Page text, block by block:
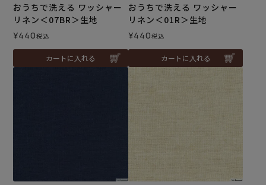
おうちで洗える ワッシャー
リネン＜07BR＞生地
¥440税込
カートに入れる
おうちで洗える ワッシャー
リネン＜01R＞生地
¥440税込
カートに入れる